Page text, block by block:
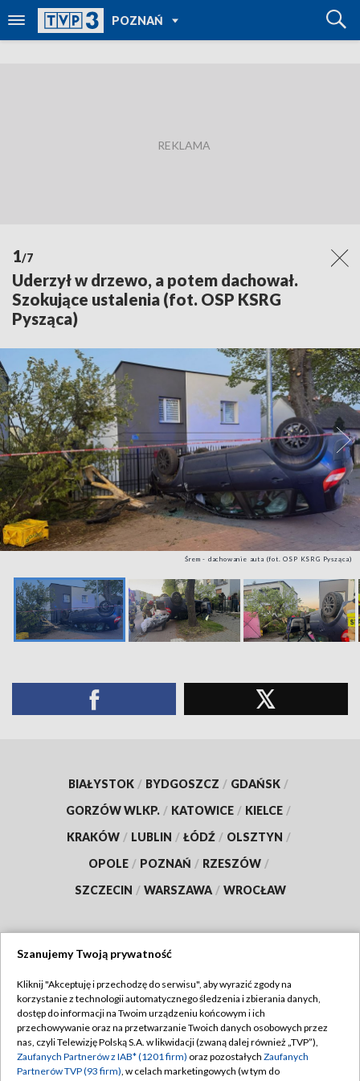
POZNAŃ
POWRÓT DO
TVP REGIONY
1/7
Uderzył w drzewo, a potem dachował.
Szokujące ustalenia (fot. OSP KSRG
Pysząca)
Śrem - dachowanie auta (fot. OSP KSRG Pysząca)
BIAŁYSTOK / BYDGOSZCZ / GDAŃSK /
GORZÓW WLKP. / KATOWICE / KIELCE /
KRAKÓW / LUBLIN / ŁÓDŹ / OLSZTYN /
OPOLE / POZNAŃ / RZESZÓW /
SZCZECIN / WARSZAWA / WROCŁAW
TVP
Abonament TVP
Emisja w TVP
Regulamin TVP
Polityka prywatności
Szanujemy Twoją prywatność
Kliknij "Akceptuję i przechodzę do serwisu", aby wyrazić zgody na
korzystanie z technologii automatycznego śledzenia i zbierania danych,
dostęp do informacji na Twoim urządzeniu końcowym i ich
przechowywanie oraz na przetwarzanie Twoich danych osobowych przez
nas, czyli Telewizję Polską S.A. w likwidacji (zwaną dalej również „TVP”),
Zaufanych Partnerów z IAB* (1201 firm) oraz pozostałych Zaufanych
Partnerów TVP (93 firm), w celach marketingowych (w tym do